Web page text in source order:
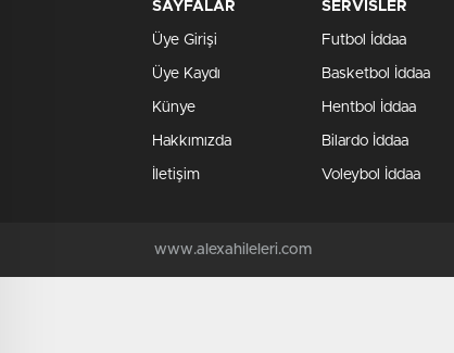
SAYFALAR
Üye Girişi
Üye Kaydı
Künye
Hakkımızda
İletişim
SERVİSLER
Futbol İddaa
Basketbol İddaa
Hentbol İddaa
Bilardo İddaa
Voleybol İddaa
www.alexahileleri.com